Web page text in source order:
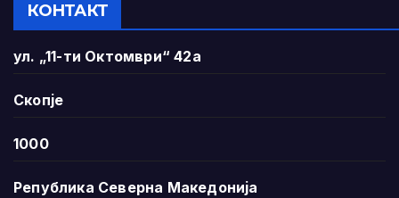
КОНТАКТ
ул. „11-ти Октомври“ 42а
Скопје
1000
Република Северна Македонија